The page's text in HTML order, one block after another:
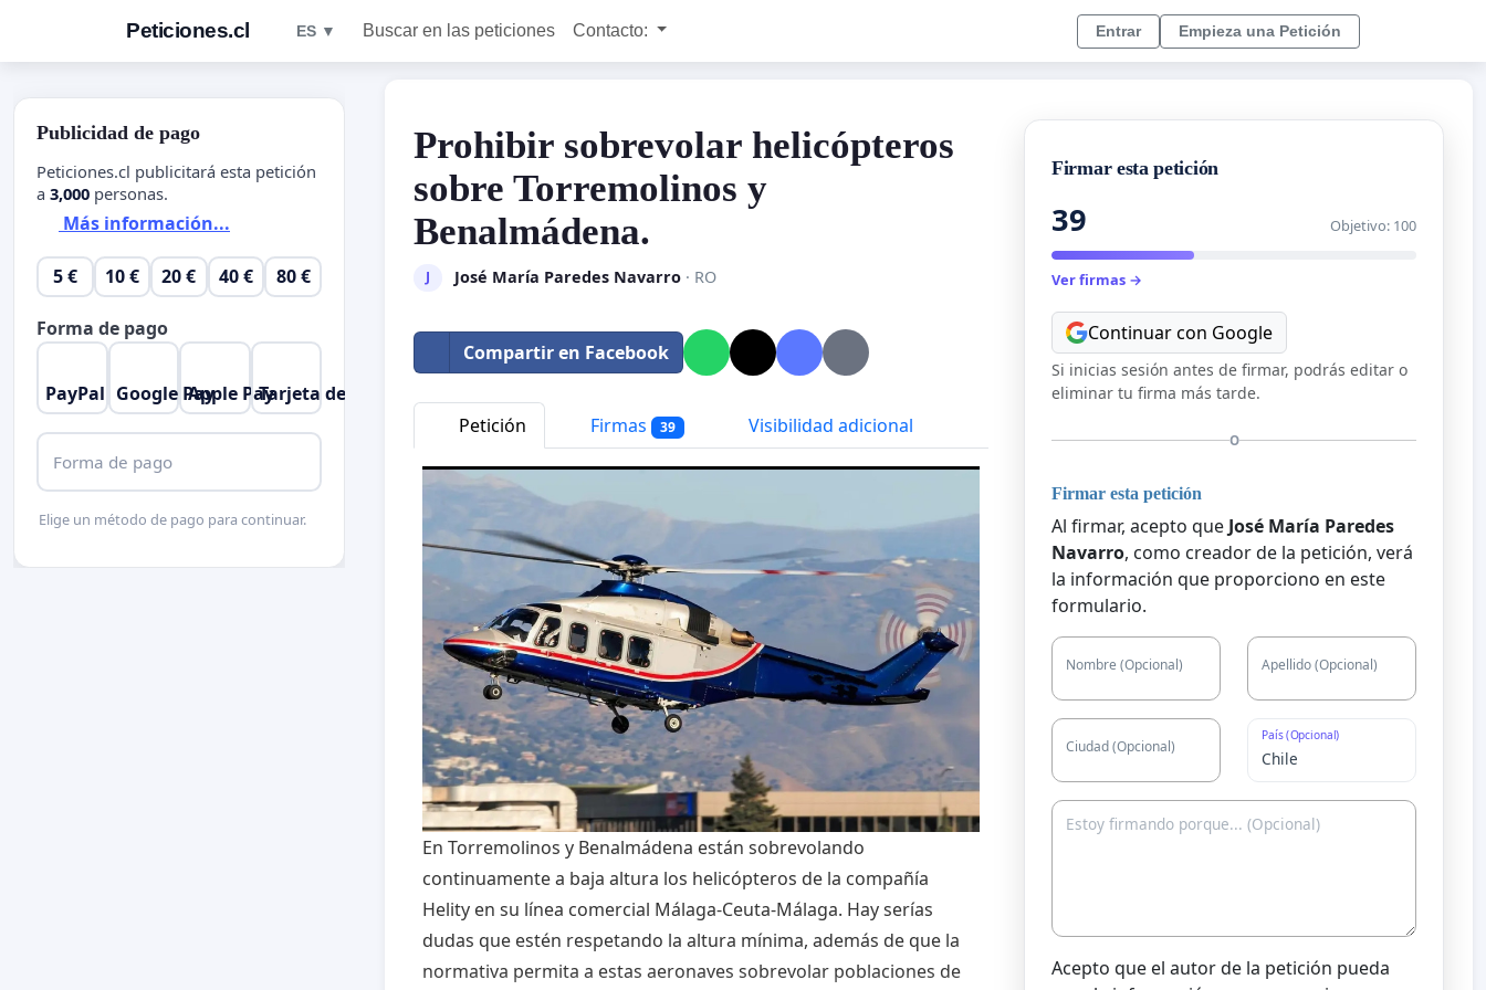
Peticiones.cl ES ▼ Buscar en las peticiones Contacto: Entrar Empieza una Petición
Prohibir sobrevolar helicópteros
sobre Torremolinos y
Benalmádena.
J José María Paredes Navarro· RO
Compartir en Facebook
Petición Firmas 39 Visibilidad adicional
En Torremolinos y Benalmádena están sobrevolando
continuamente a baja altura los helicópteros de la compañía
Helity en su línea comercial Málaga-Ceuta-Málaga. Hay serías
dudas que estén respetando la altura mínima, además de que la
normativa permita a estas aeronaves sobrevolar poblaciones de
Firmar esta petición
39 Objetivo: 100
Ver firmas →
Continuar con Google
Si inicias sesión antes de firmar, podrás editar o
eliminar tu firma más tarde.
O
Firmar esta petición
Al firmar, acepto que José María Paredes
Navarro, como creador de la petición, verá
la información que proporciono en este
formulario.
Nombre (Opcional) Apellido (Opcional)
Ciudad (Opcional)
País (Opcional)
Acepto que el autor de la petición pueda
Publicidad de pago
Peticiones.cl publicitará esta petición
a 3,000 personas.
Más información...
5 € 10 € 20 € 40 € 80 €
Forma de pago
PayPal Google PayApple PayTarjeta de crédito
Forma de pago
Elige un método de pago para continuar.